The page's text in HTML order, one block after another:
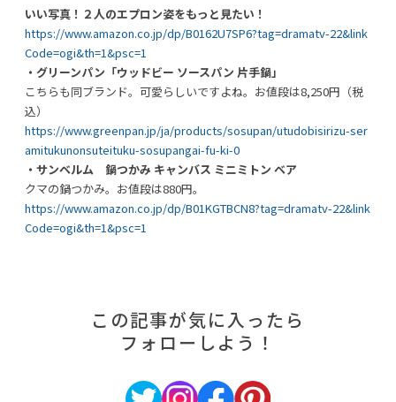
いい写真！２人のエプロン姿をもっと見たい！
https://www.amazon.co.jp/dp/B0162U7SP6?tag=dramatv-22&link
Code=ogi&th=1&psc=1
・グリーンパン「ウッドビー ソースパン 片手鍋」
こちらも同ブランド。可愛らしいですよね。お値段は8,250円（税
込）
https://www.greenpan.jp/ja/products/sosupan/utudobisirizu-ser
amitukunonsuteituku-sosupangai-fu-ki-0
・サンベルム 鍋つかみ キャンバス ミニミトン ベア
クマの鍋つかみ。お値段は880円。
https://www.amazon.co.jp/dp/B01KGTBCN8?tag=dramatv-22&link
Code=ogi&th=1&psc=1
この記事が気に入ったら
フォローしよう！